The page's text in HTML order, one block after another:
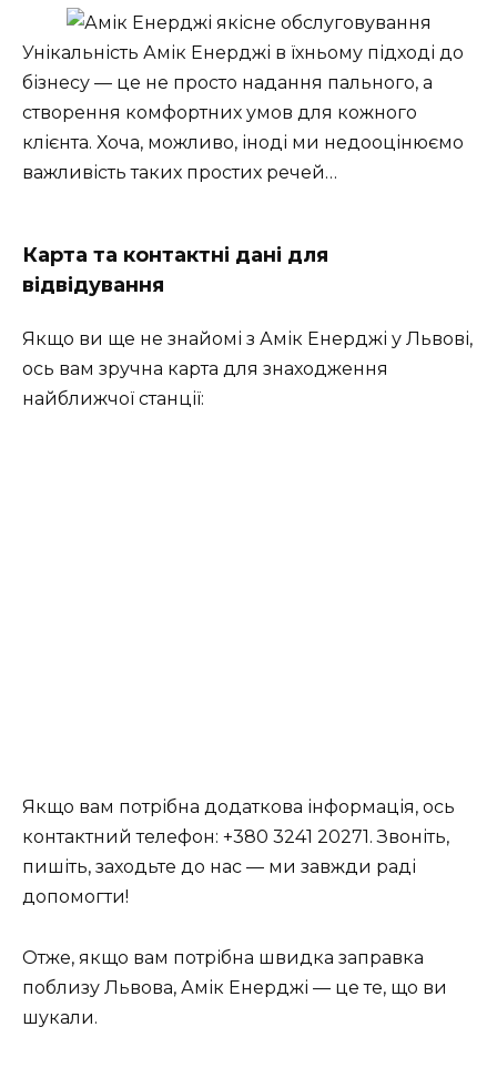
Унікальність Амік Енерджі в їхньому підході до
бізнесу — це не просто надання пального, а
створення комфортних умов для кожного
клієнта. Хоча, можливо, іноді ми недооцінюємо
важливість таких простих речей…
Карта та контактні дані для
відвідування
Якщо ви ще не знайомі з Амік Енерджі у Львові,
ось вам зручна карта для знаходження
найближчої станції:
Якщо вам потрібна додаткова інформація, ось
контактний телефон: +380 3241 20271. Звоніть,
пишіть, заходьте до нас — ми завжди раді
допомогти!
Отже, якщо вам потрібна швидка заправка
поблизу Львова, Амік Енерджі — це те, що ви
шукали.